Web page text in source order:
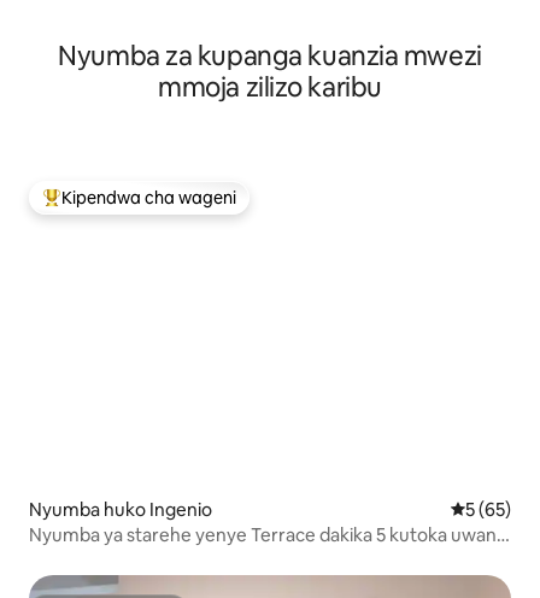
Nyumba za kupanga kuanzia mwezi
mmoja zilizo karibu
Kipendwa maarufu cha wageni
Kipendwa cha wageni
Nyumba huko Ingenio Ukadiriaji
5 (65)
Nyumba ya starehe yenye Terrace dakika 5 kutoka uwanja